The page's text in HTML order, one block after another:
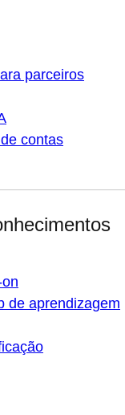
parceiros
contas
de aprendizagem